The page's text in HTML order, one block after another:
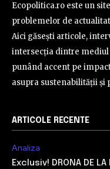
Ecopolitica.ro este un
problemelor de
Aici găsești articole,
intersecția dintre
punând accent pe
asupra sustenabilității și
ARTICOLE RECENTE
Analiza
Exclusiv! DRONA DE